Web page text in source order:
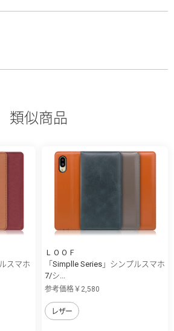
類似商品
スマホ
ＬＯＯＦ
「Simplle Series」シンプルスマホ
7/シ...
参考価格￥2,580
レザー